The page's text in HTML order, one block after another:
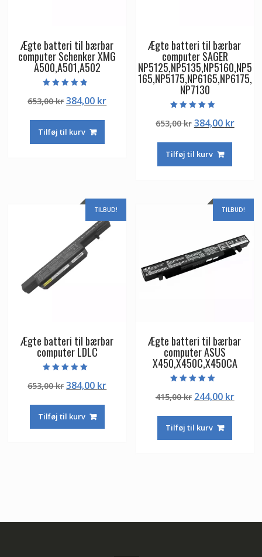
Ægte batteri til bærbar
computer Schenker XMG
A500,A501,A502
4.50
ud af 5
653,00krDen
pris
var:
384,00 krDen
Tilføj til kurv
Ægte batteri til bærbar
computer SAGER
NP5125,NP5135,NP5160,NP5
165,NP5175,NP6165,NP6175,
NP7130
5.00
ud af 5
653,00kr Den
pris
var:
384,00 krDen
Tilføj til kurv
TILBUD!
Ægte batteri til bærbar
computer LDLC
5.00
ud af 5
653,00krDen
pris
var:
384,00 krDen
Tilføj til kurv
TILBUD!
Ægte batteri til bærbar
computer ASUS
X450,X450C,X450CA
5.00
ud af 5
415,00kr Den
pris
var:
244,00 krDen
Tilføj til kurv